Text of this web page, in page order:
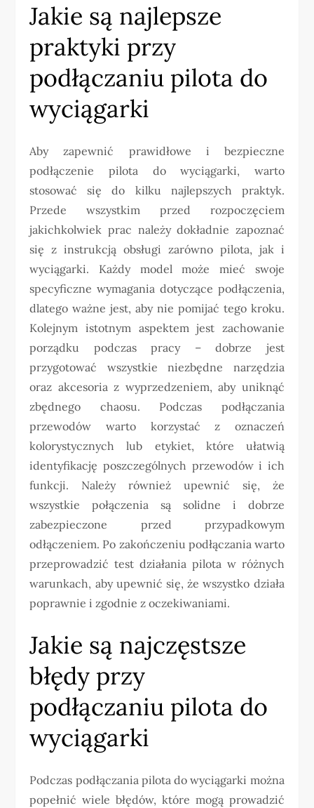
Jakie są najlepsze
praktyki przy
podłączaniu pilota do
wyciągarki
Aby zapewnić prawidłowe i bezpieczne
podłączenie pilota do wyciągarki, warto
stosować się do kilku najlepszych praktyk.
Przede wszystkim przed rozpoczęciem
jakichkolwiek prac należy dokładnie zapoznać
się z instrukcją obsługi zarówno pilota, jak i
wyciągarki. Każdy model może mieć swoje
specyficzne wymagania dotyczące podłączenia,
dlatego ważne jest, aby nie pomijać tego kroku.
Kolejnym istotnym aspektem jest zachowanie
porządku podczas pracy – dobrze jest
przygotować wszystkie niezbędne narzędzia
oraz akcesoria z wyprzedzeniem, aby uniknąć
zbędnego chaosu. Podczas podłączania
przewodów warto korzystać z oznaczeń
kolorystycznych lub etykiet, które ułatwią
identyfikację poszczególnych przewodów i ich
funkcji. Należy również upewnić się, że
wszystkie połączenia są solidne i dobrze
zabezpieczone przed przypadkowym
odłączeniem. Po zakończeniu podłączania warto
przeprowadzić test działania pilota w różnych
warunkach, aby upewnić się, że wszystko działa
poprawnie i zgodnie z oczekiwaniami.
Jakie są najczęstsze
błędy przy
podłączaniu pilota do
wyciągarki
Podczas podłączania pilota do wyciągarki można
popełnić wiele błędów, które mogą prowadzić